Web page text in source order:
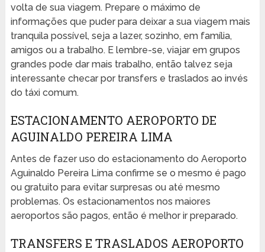
volta de sua viagem. Prepare o máximo de
informações que puder para deixar a sua viagem mais
tranquila possível, seja a lazer, sozinho, em família,
amigos ou a trabalho. E lembre-se, viajar em grupos
grandes pode dar mais trabalho, então talvez seja
interessante checar por transfers e traslados ao invés
do táxi comum.
ESTACIONAMENTO AEROPORTO DE
AGUINALDO PEREIRA LIMA
Antes de fazer uso do estacionamento do Aeroporto
Aguinaldo Pereira Lima confirme se o mesmo é pago
ou gratuito para evitar surpresas ou até mesmo
problemas. Os estacionamentos nos maiores
aeroportos são pagos, então é melhor ir preparado.
TRANSFERS E TRASLADOS AEROPORTO